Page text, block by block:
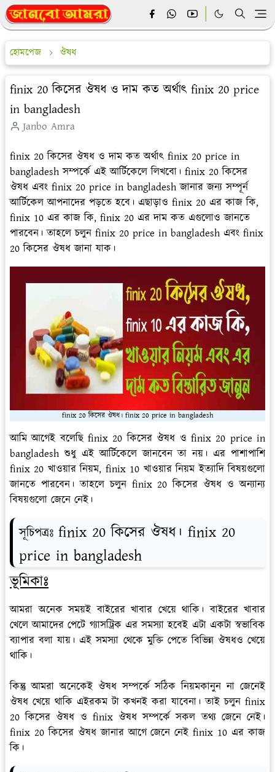
হোমপেজ ঔষধ
finix 20 কিসের ঔষধ ও দাম কত অর্থাৎ finix 20 price
in bangladesh
Janbo Amra
finix 20 কিসের ঔষধ ও দাম কত অর্থাৎ finix 20 price in
bangladesh সম্পর্কে এই আর্টিকেলে লিখবো। finix 20 কিসের
ঔষধ এবং finix 20 price in bangladesh জানার জন্য সম্পূর্ন
আর্টিকেল আপনাদের পড়তে হবে। এছাড়াও finix 20 এর কাজ কি,
finix 10 এর কাজ কি, finix 20 এর দাম কত এগুলোও জানতে
পারবেন। তাহলে চলুন finix 20 price in bangladesh এবং finix
20 কিসের ঔষধ জানা যাক।
finix 20 কিসের ঔষধ। finix 20 price in bangladesh
আমি আগেই বলেছি finix 20 কিসের ঔষধ ও finix 20 price in
bangladesh শুধু এই আর্টিকেলে জানবেন তা নয়। এর পাশাপাশি
finix 20 খাওয়ার নিয়ম, finix 10 খাওয়ার নিয়ম ইত্যাদি বিষয়গুলো
জানতে পারবেন। তাহলে চলুন finix 20 কিসের ঔষধ ও অন্যান্য
বিষয়গুলো জেনে নেই।
সূচিপত্রঃ finix 20 কিসের ঔষধ। finix 20
price in bangladesh
ভূমিকাঃ
আমরা অনেক সময়ই বাইরের খাবার খেয়ে থাকি। বাইরের খাবার
খেলে আমাদের পেটে গ্যাসট্রিক এর সমস্যা হবেই এটা একটা স্বভাবিক
ব্যাপার বলা যায়। এই সমস্যা থেকে মুক্তি পেতে বিভিন্ন ঔষধও খেয়ে
থাকি।
কিন্তু আমরা অনেকেই ঔষধ সম্পর্কে সঠিক নিয়মকানুন না জেনেই
ঔষধ খেয়ে থাকি এইরকম টা কখনই করা যাবেনা। তাই চলুন finix
20 কিসের ঔষধ ও finix ঔষধ সম্পর্কে সকল তথ্য জেনে নেই।
finix 20 কিসের ঔষধ জানার আগে জেনে নেই finix 10 এর কাজ
কি।